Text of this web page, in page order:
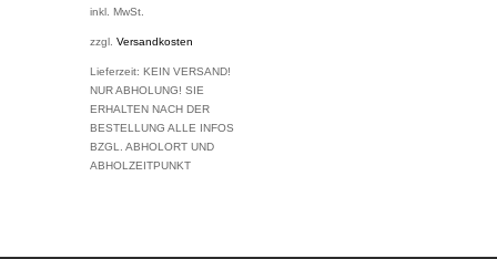
inkl. MwSt.
zzgl. Versandkosten
Lieferzeit: KEIN VERSAND!
NUR ABHOLUNG! SIE
ERHALTEN NACH DER
BESTELLUNG ALLE INFOS
BZGL. ABHOLORT UND
ABHOLZEITPUNKT